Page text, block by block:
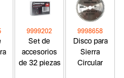
Set de
accesorios
de 32 piezas
9999202
Disco para
Sierra
Circular
9998658